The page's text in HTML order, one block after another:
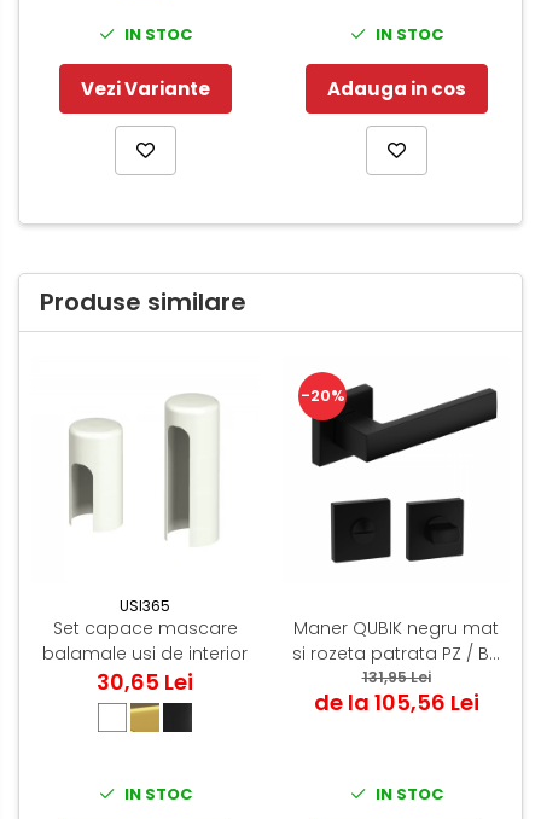
IN STOC
Vezi Variante
IN STOC
Adauga in cos
Produse similare
USI365
Set capace mascare
balamale usi de interior
30,65 Lei
IN STOC
-20%
Maner QUBIK negru mat
si rozeta patrata PZ / BB
/ WC
131,95 Lei
de la 105,56 Lei
IN STOC